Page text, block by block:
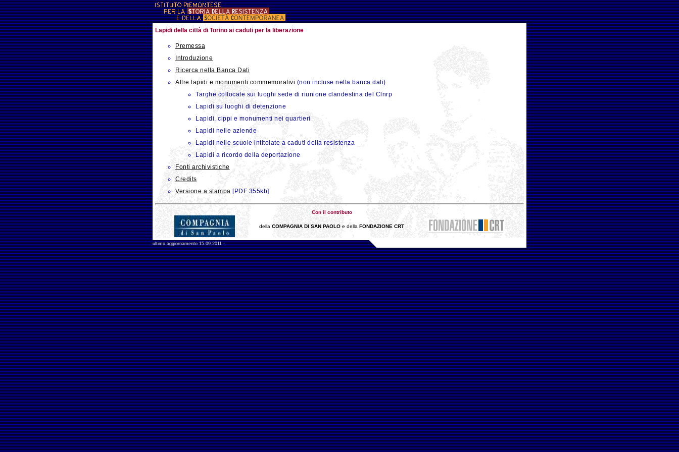
Lapidi della città di Torino ai caduti per la liberazione
Premessa
Introduzione
Ricerca nella Banca Dati
Altre lapidi e monumenti commemorativi (non incluse nella banca dati)
Targhe collocate sui luoghi sede di riunione clandestina del Clnrp
Lapidi su luoghi di detenzione
Lapidi, cippi e monumenti nei quartieri
Lapidi nelle aziende
Lapidi nelle scuole intitolate a caduti della resistenza
Lapidi a ricordo della deportazione
Fonti archivistiche
Credits
Versione a stampa [PDF 355kb]
Con il contributo
della COMPAGNIA DI SAN PAOLO e della FONDAZIONE CRT
ultimo aggiornamento15.09.2011 -